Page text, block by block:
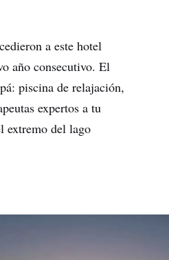
a este hotel
año consecutivo. El
piscina de relajación,
expertos a tu
extremo del lago